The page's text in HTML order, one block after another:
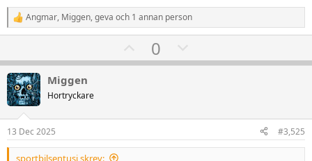
R
e
t
i
o
n
r
:
Angmar, Miggen,geva och 1 annan person
U
p
t
0
o
v
t
Miggen
Hortryckare
13 Dec 2025 #3,525
sportbilsentusi skrev: